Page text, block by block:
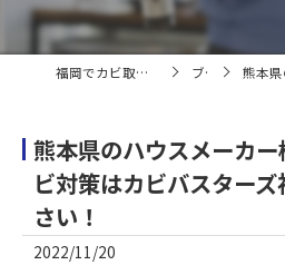
福岡でカビ取りならカビバスターズ福岡 ブログ 熊本県のハウス
熊本県のハウスメーカ
ビ対策はカビバスター
さい！
2022/11/20